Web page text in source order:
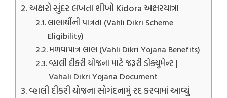
અક્ષરો સુંદર લખતા શીખો Kidora અક્ષરયાત્રા
લાભાર્થીની પાત્રતા (Vahli Dikri Scheme
Eligibility)
મળવાપાત્ર લાભ (Vahli Dikri Yojana Benefits)
વ્હાલી દીકરી યોજના માટે જરૂરી ડોક્યુમેન્‍ટ |
Vahali Dikri Yojana Document
વ્હાલી દીકરી યોજના સોગંદનામું રદ કરવામાં આવ્યું